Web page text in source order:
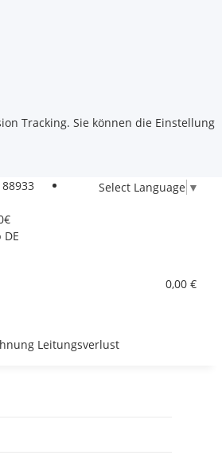
Tracking. Sie können die Einstellung
Select Language ▼
0,00 €
Leitungsverlust